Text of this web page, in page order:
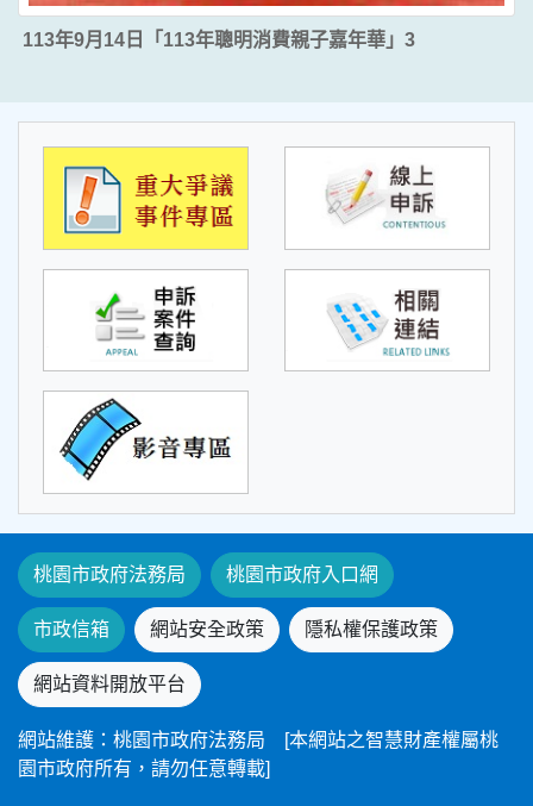
113年9月14日「113年聰明消費親子嘉年華」3
桃園市政府法務局 桃園市政府入口網
市政信箱 網站安全政策 隱私權保護政策
網站資料開放平台
網站維護：桃園市政府法務局 [本網站之智慧財產權屬桃
園市政府所有，請勿任意轉載]